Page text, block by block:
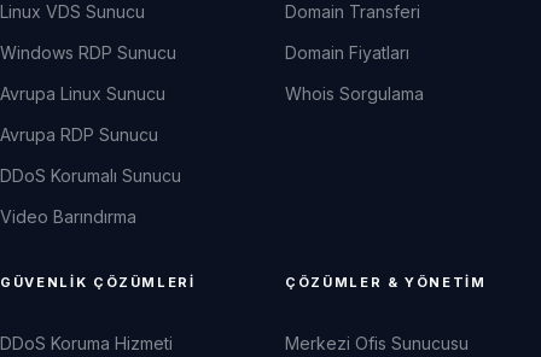
Linux VDS Sunucu
Windows RDP Sunucu
Avrupa Linux Sunucu
Avrupa RDP Sunucu
DDoS Korumalı Sunucu
Video Barındırma
Domain Transferi
Domain Fiyatları
Whois Sorgulama
GÜVENLIK ÇÖZÜMLERI
DDoS Koruma Hizmeti
ÇÖZÜMLER & YÖNETIM
Merkezi Ofis Sunucusu